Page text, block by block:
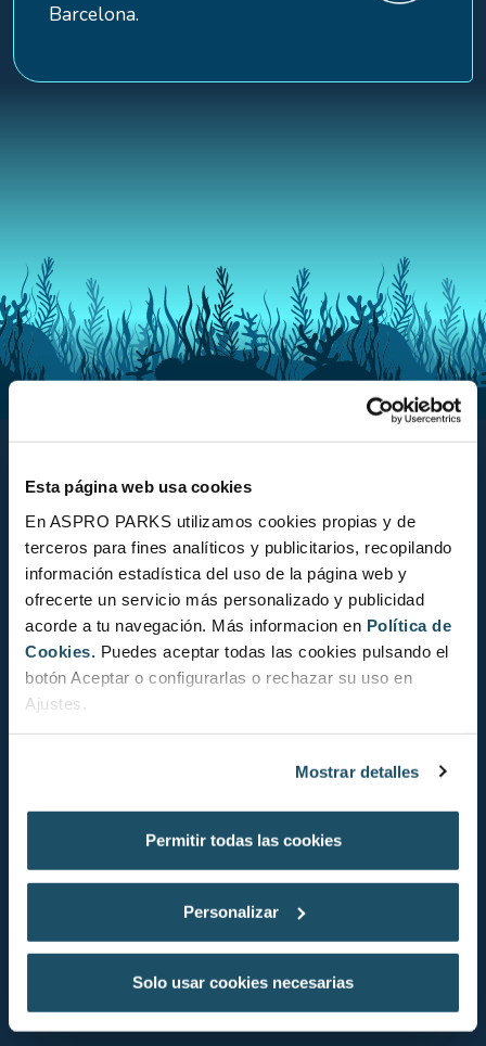
Esta página web usa cookies
En ASPRO PARKS utilizamos cookies propias y de
terceros para fines analíticos y publicitarios, recopilando
información estadística del uso de la página web y
ofrecerte un servicio más personalizado y publicidad
acorde a tu navegación. Más informacion en Política de
Cookies.
Puedes aceptar todas las cookies pulsando el
botón Aceptar o configurarlas o rechazar su uso en
Ajustes.
Mostrar detalles
Permitir todas las cookies
Personalizar
Solo usar cookies necesarias
Barcelona.
Aquarium BCN
Moll d'Espanya del Port Vell, s/n
08039
Barcelona
Tel.Tel. +34 932 21 74 74
info@aquariumbcn.com
Education
FAQ